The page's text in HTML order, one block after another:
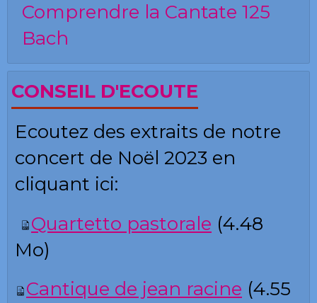
Comprendre la Cantate 125
Bach
CONSEIL D'ECOUTE
Ecoutez des extraits de notre
concert de Noël 2023 en
cliquant ici:
Quartetto pastorale (4.48
Mo)
Cantique de jean racine (4.55